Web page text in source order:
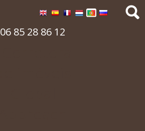
06 85 28 86 12